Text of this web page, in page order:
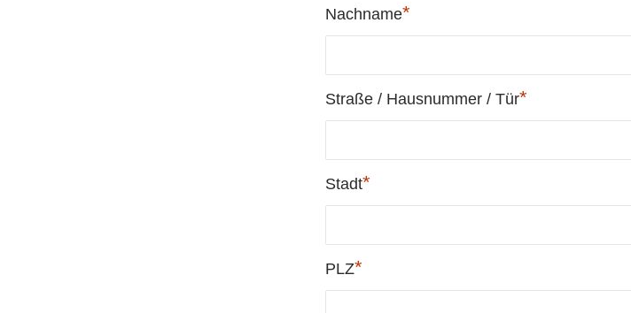
Nachname*
Straße / Hausnummer / Tür*
Stadt*
PLZ*